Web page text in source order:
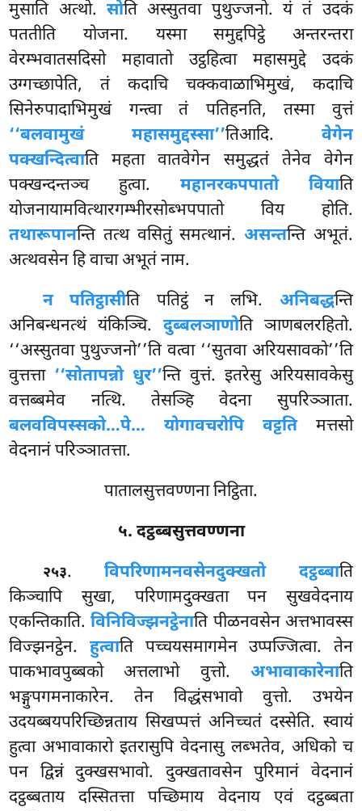
मुसाति अत्थो. सोति अस्सुतवा पुथुज्जनो. यं तं उदकं
पततीति योजना. यस्मा समुद्दपिट्ठे अन्तरन्तरा
वेरम्भवातसदिसो महावातो उट्ठहित्वा महासमुद्दे उदकं
उग्गच्छापेति, तं कदाचि चक्कवाळाभिमुखं, कदाचि
सिनेरुपादाभिमुखं गन्त्वा तं पतिहनति, तस्मा वुत्तं
‘‘बलवामुखं महासमुद्दस्सा’’तिआदि. वेगेन
पक्खन्दित्वाति महता वातवेगेन समुद्धतं तेनेव वेगेन
पक्खन्दन्तञ्च हुत्वा. महानरकपपातो वियाति
योजनायामवित्थारगम्भीरसोब्भपपातो विय होति.
तथारूपानन्ति तत्थ वसितुं समत्थानं.असन्तन्ति अभूतं.
अत्थवसेन हि वाचा अभूतं नाम.
न पतिट्ठासीति पतिट्ठं न लभि. अनिबद्धन्ति
अनिबन्धनत्थं यंकिञ्चि. दुब्बलञाणोति ञाणबलरहितो.
‘‘अस्सुतवा पुथुज्जनो’’ति वत्वा ‘‘सुतवा अरियसावको’’ति
वुत्तत्ता ‘‘सोतापन्नो धुर’’न्ति वुत्तं. इतरेसु अरियसावकेसु
वत्तब्बमेव नत्थि. तेसञ्हि वेदना सुपरिञ्ञाता.
बलवविपस्सको…पे… योगावचरोपि वट्टतिमत्तसो
वेदनानं परिञ्ञातत्ता.
पातालसुत्तवण्णना निट्ठिता.
५. दट्ठब्बसुत्तवण्णना
२५३.विपरिणामनवसेनदुक्खतो दट्ठब्बाति
किञ्चापि सुखा, परिणामदुक्खता पन सुखवेदनाय
एकन्तिकाति.विनिविज्झनट्ठेनाति पीळनवसेन अत्तभावस्स
विज्झनट्ठेन. हुत्वाति पच्चयसमागमेन उप्पज्जित्वा. तेन
पाकभावपुब्बको अत्तलाभो वुत्तो. अभावाकारेनाति
भङ्गुपगमनाकारेन. तेन विद्धंसभावो वुत्तो. उभयेन
उदयब्बयपरिच्छिन्नताय सिखप्पत्तं अनिच्चतं दस्सेति. स्वायं
हुत्वा अभावाकारो इतरासुपि वेदनासु लब्भतेव, अधिको च
पन द्विन्नं दुक्खसभावो. दुक्खतावसेन पुरिमानं वेदनानं
दट्ठब्बताय दस्सितत्ता पच्छिमाय वेदनाय एवं दट्ठब्बता